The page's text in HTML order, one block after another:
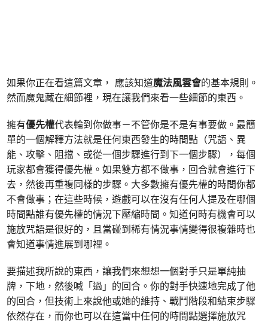
如果你正在看這篇文章， 應該知道魔法風雲會的基本規則。
然而魔鬼藏在細節裡，現在讓我們來看一些細節的東西。
擁有優先權代表輪到你做事－不管你是不是有事要做。最簡
單的一個解釋方法就是任何東西發生的時間點（咒語、異
能、攻擊、阻擋、或從一個步驟進行到下一個步驟），每個
玩家都會獲得優先權。如果雙方都不做事，回合就會進行下
去，然後再重複同樣的步驟。大多數擁有優先權的時間你都
不會做事；在這些時候，遊戲可以在沒有任何人提及在哪個
時間點誰有優先權的情況下壓縮時間。知道何時有機會可以
施放咒語是很好的，且當碰到稀有情況事情變得很複雜時也
會知道事情進展到哪裡。
要描述我所說的東西，讓我們來想想一個對手只是單純抽
牌，下地，然後喊「過」的回合。你的對手快速地完成了他
的回合，但技術上來說他或她的維持、戰鬥階段和結束步驟
依然存在，而你也可以在這當中任何的時間點選擇施放咒